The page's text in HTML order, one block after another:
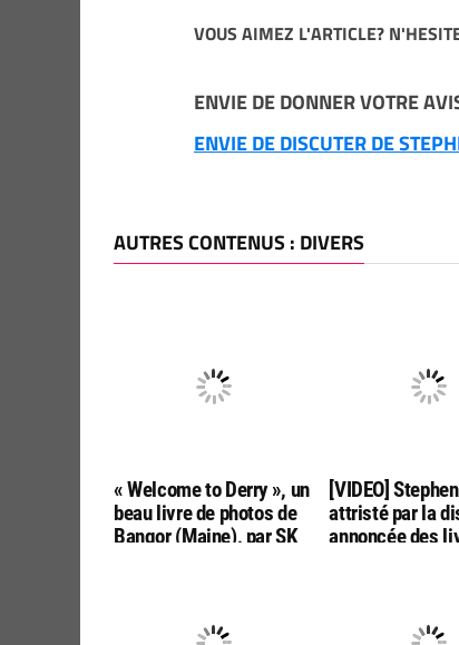
VOUS AIMEZ L'ARTICLE?
ENVIE DE DONNER VOTRE
ENVIE DE DISCUTER DE
AUTRES CONTENUS : DIVERS
« Welcome to Derry », un
beau livre de photos de
Bangor (Maine), par SK
[VIDEO]
attristé par la
annoncée des